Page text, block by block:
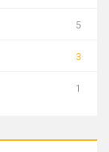
5
3
1